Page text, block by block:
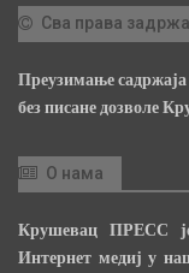
Сва права
Преузимање садржаја
без писане дозволе
О нама
Крушевац ПРЕСС
Интернет медиј у